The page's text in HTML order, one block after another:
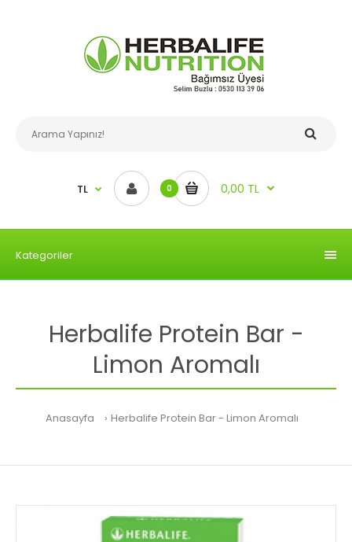
TL 0 0,00 TL
Kategoriler
Herbalife Protein Bar -
Limon Aromalı
Anasayfa Herbalife Protein Bar - Limon Aromalı